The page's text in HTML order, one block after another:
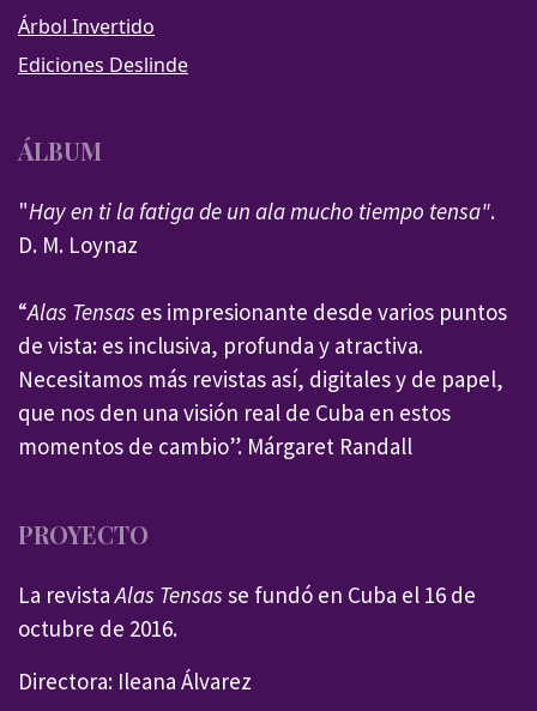
Árbol Invertido
Ediciones Deslinde
ÁLBUM
"Hay en ti la fatiga de un ala mucho tiempo tensa".
D. M. Loynaz
“Alas Tensas es impresionante desde varios puntos
de vista: es inclusiva, profunda y atractiva.
Necesitamos más revistas así, digitales y de papel,
que nos den una visión real de Cuba en estos
momentos de cambio”. Márgaret Randall
PROYECTO
La revistaAlas Tensas se fundó en Cuba el 16 de
octubre de 2016.
Directora: Ileana Álvarez